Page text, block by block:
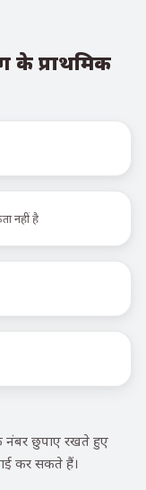
के प्राथमिक
नहीं है
नंबर छुपाए रखते हुए
कर सकते हैं।